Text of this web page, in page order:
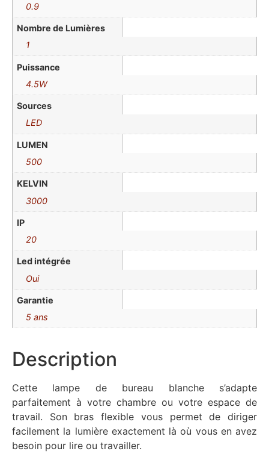
0.9
Nombre de Lumières
1
Puissance
4.5W
Sources
LED
LUMEN
500
KELVIN
3000
IP
20
Led intégrée
Oui
Garantie
5 ans
Description
Cette lampe de bureau blanche s’adapte
parfaitement à votre chambre ou votre espace de
travail. Son bras flexible vous permet de diriger
facilement la lumière exactement là où vous en avez
besoin pour lire ou travailler.